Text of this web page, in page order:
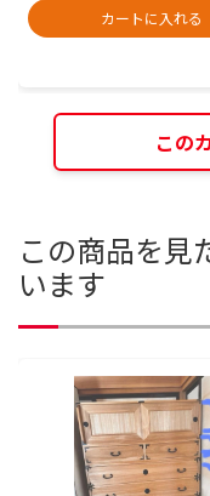
カートに入れる
この
この商品を見
います